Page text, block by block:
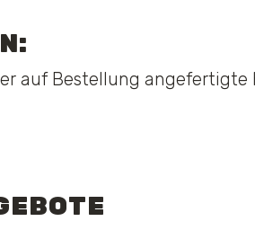
auf Bestellung